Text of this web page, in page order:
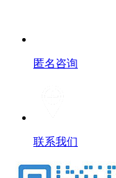
匿名咨询
联系我们